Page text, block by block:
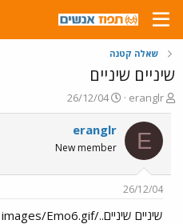
שאלה קטנה
שיניים שיניים
פ
ו
ת
ח
ה
ש
א
eranglr
פ
ו
ר
ס
ם
ר
26/12/04
E
eranglr
New member
26/12/04
שיניים שיניים../images/Emo6.gif